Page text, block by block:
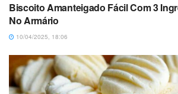
Biscoito Amanteigado Fácil Com 3
No Armário
10/04/2025, 18:06